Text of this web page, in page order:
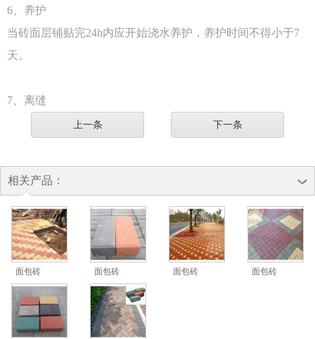
6、养护
当砖面层铺贴完24h内应开始浇水养护，养护时间不得小于7
天。
7、离缝
上一条 下一条
相关产品：
面包砖 面包砖 面包砖 面包砖